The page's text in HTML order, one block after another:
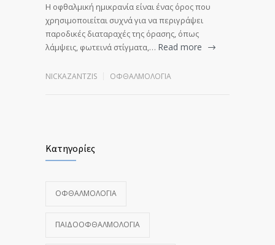
Η οφθαλμική ημικρανία είναι ένας όρος που
χρησιμοποιείται συχνά για να περιγράψει
παροδικές διαταραχές της όρασης, όπως
λάμψεις, φωτεινά στίγματα,… Read more
NICKAZANTZIS ΟΦΘΑΛΜΟΛΟΓΊΑ
Κατηγορίες
ΟΦΘΑΛΜΟΛΟΓΊΑ
ΠΑΙΔΟΟΦΘΑΛΜΟΛΟΓΊΑ